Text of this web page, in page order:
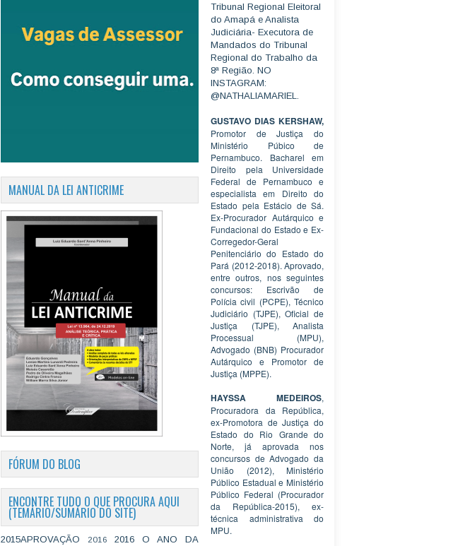
MANUAL DA LEI ANTICRIME
FÓRUM DO BLOG
ENCONTRE TUDO O QUE PROCURA AQUI
(TEMÁRIO/SUMÁRIO DO SITE)
2015APROVAÇÃO 2016
2016 O ANO DA
Tribunal Regional Eleitoral
do Amapá e Analista
Judiciária- Executora de
Mandados do Tribunal
Regional do Trabalho da
8ª Região. NO
INSTAGRAM:
@NATHALIAMARIEL.
GUSTAVO DIAS KERSHAW,
Promotor de Justiça do
Ministério Púbico de
Pernambuco. Bacharel em
Direito pela Universidade
Federal de Pernambuco e
especialista em Direito do
Estado pela Estácio de Sá.
Ex-Procurador Autárquico e
Fundacional do Estado e Ex-
Corregedor-Geral
Penitenciário do Estado do
Pará (2012-2018). Aprovado,
entre outros, nos seguintes
concursos: Escrivão de
Polícia civil (PCPE), Técnico
Judiciário (TJPE), Oficial de
Justiça (TJPE), Analista
Processual (MPU),
Advogado (BNB) Procurador
Autárquico e Promotor de
Justiça (MPPE).
HAYSSA MEDEIROS,
Procuradora da República,
ex-Promotora de Justiça do
Estado do Rio Grande do
Norte, já aprovada nos
concursos de Advogado da
União (2012), Ministério
Público Estadual e Ministério
Público Federal (Procurador
da República-2015), ex-
técnica administrativa do
MPU.